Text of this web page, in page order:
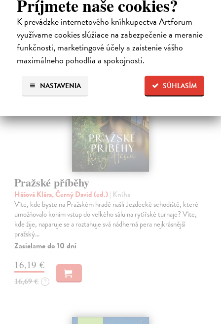
Príjmete naše cookies?
K prevádzke internetového kníhkupectva Artforum
využívame cookies slúžiace na zabezpečenie a meranie
funkčnosti, marketingové účely a zaistenie vášho
maximálneho pohodlia a spokojnosti.
SÚHLASÍM
NASTAVENIA
23,74 €
24,99 €
Pražské příběhy
Hášová Klára, Černý David (ed.)| Kniha
Víte, kde byste na Pražském hradě našli Jezdecké schodiště, které
umožňovalo koním vstup do velkého sálu na rytířské turnaje? Víte,
kde žije, naparuje se a roztahuje svá nádherná pera nejkrásnější
pražský…
Zasielame do 10 dní
16,19 €
16,69 € ?